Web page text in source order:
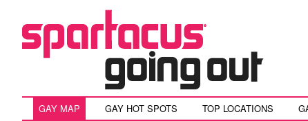
GAY MAP GAY HOT SPOTS TOP LOCATIONS